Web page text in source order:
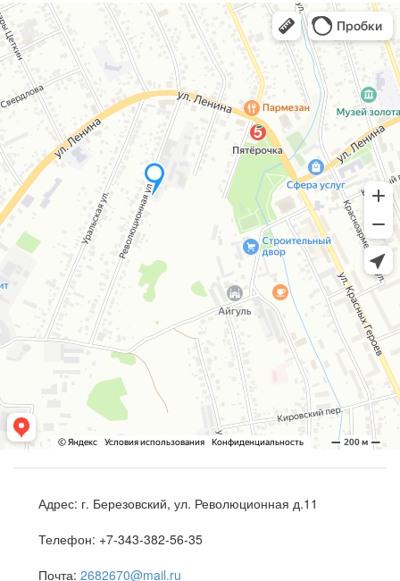
Адрес: г. Березовский, ул. Революционная д.11
Телефон: +7-343-382-56-35
Почта: 2682670@mail.ru